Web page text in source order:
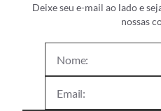
Deixe seu e-mail ao lado e
nossas